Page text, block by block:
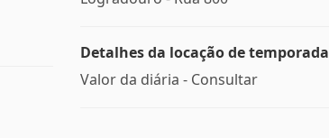
Detalhes da locação de temporada
Valor da diária - Consultar